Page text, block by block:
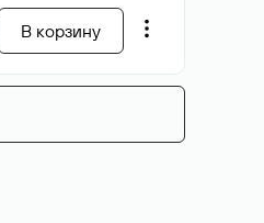
В корзину